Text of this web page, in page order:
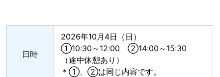
日時
2026年10月4日（日）
①10:30～12:00 ②14:00～15:30
（途中休憩あり）
＊①、②は同じ内容です。